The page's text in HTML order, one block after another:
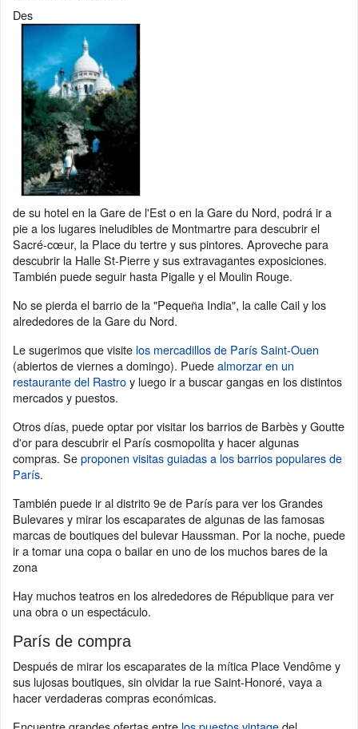
Des
de su hotel en la Gare de l'Est o en la Gare du Nord, podrá ir a
pie a los lugares ineludibles de Montmartre para descubrir el
Sacré-cœur, la Place du tertre y sus pintores. Aproveche para
descubrir la Halle St-Pierre y sus extravagantes exposiciones.
También puede seguir hasta Pigalle y el Moulin Rouge.
No se pierda el barrio de la "Pequeña India", la calle Cail y los
alrededores de la Gare du Nord.
Le sugerimos que visite los mercadillos de París Saint-Ouen
(abiertos de viernes a domingo). Puedealmorzar en un
restaurante del Rastroy luego ir a buscar gangas en los distintos
mercados y puestos.
Otros días, puede optar por visitar los barrios de Barbès y Goutte
d'or para descubrir el París cosmopolita y hacer algunas
compras. Seproponen visitas guiadas a los barrios populares de
París.
También puede ir al distrito 9e de París para ver los Grandes
Bulevares y mirar los escaparates de algunas de las famosas
marcas de boutiques del bulevar Haussman. Por la noche, puede
ir a tomar una copa o bailar en uno de los muchos bares de la
zona
Hay muchos teatros en los alrededores de République para ver
una obra o un espectáculo.
París de compra
Después de mirar los escaparates de la mítica Place Vendôme y
sus lujosas boutiques, sin olvidar la rue Saint-Honoré, vaya a
hacer verdaderas compras económicas.